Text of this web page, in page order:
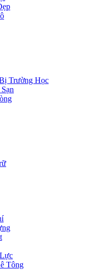
Trường Học
Tông